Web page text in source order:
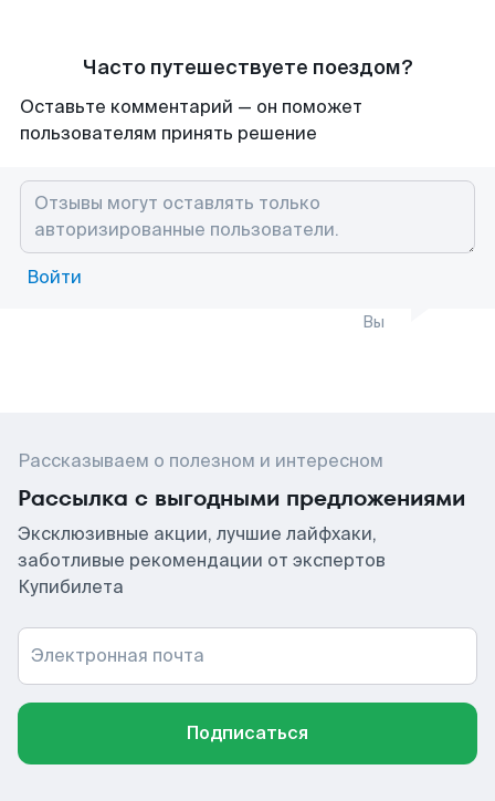
Часто путешествуете поездом?
Оставьте комментарий — он поможет
пользователям принять решение
Войти
Вы
Рассказываем о полезном и интересном
Рассылка с выгодными предложениями
Эксклюзивные акции, лучшие лайфхаки,
заботливые рекомендации от экспертов
Купибилета
Электронная почта
Подписаться